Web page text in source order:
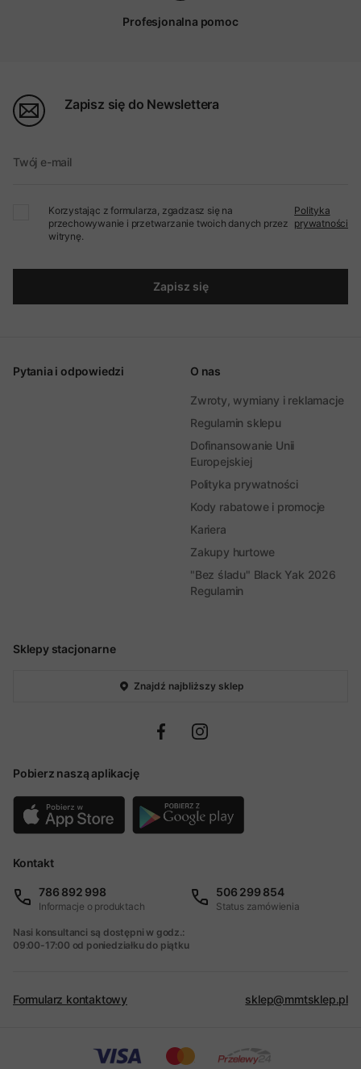
Profesjonalna pomoc
Zapisz się do Newslettera
Twój e-mail
Korzystając z formularza, zgadzasz się na
przechowywanie i przetwarzanie twoich danych przez
witrynę.
Polityka
prywatności
Zapisz się
Sklepy stacjonarne
Znajdź najbliższy sklep
Pobierz naszą aplikację
Pytania i odpowiedzi O nas
Zwroty, wymiany i reklamacje
Regulamin sklepu
Dofinansowanie Unii
Europejskiej
Polityka prywatności
Kody rabatowe i promocje
Kariera
Zakupy hurtowe
"Bez śladu" Black Yak 2026
Regulamin
Kontakt
786 892 998
Informacje o produktach
506 299 854
Status zamówienia
Nasi konsultanci są dostępni w godz.:
09:00-17:00 od poniedziałku do piątku
Formularz kontaktowy sklep@mmtsklep.pl